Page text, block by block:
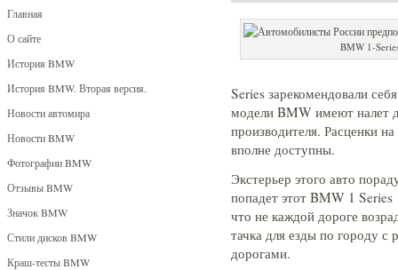
Главная
О сайте
История BMW
История BMW. Вторая версия.
Новости автомира
Новости BMW
Фотографии BMW
Отзывы BMW
Значок BMW
Стили дисков BMW
Краш-тесты BMW
BMW 1-
Series зарекомендовали
модели BMW имеют налет
производителя. Расценки
вполне доступны.
Экстерьер этого авто
попадет этот BMW 1
что не каждой дороге
тачка для езды по городу с
дорогами.